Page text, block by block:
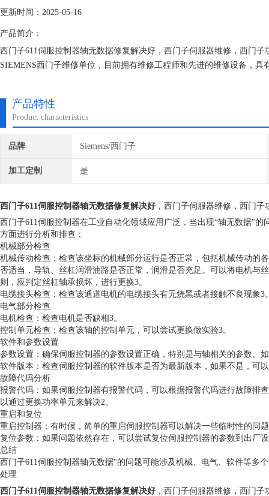
更新时间：2025-05-16
产品简介：
西门子611伺服控制器轴无数据修复解决好，西门子伺服器维修，西门
SIEMENS西门子维修单位，目前拥有维修工程师和先进的维修设备，
产品特性
Product characteristics
品牌 Siemens/西门子
加工定制 是
西门子611伺服控制器轴无数据修复解决好 ，西门子伺服器维修，西门
西门子611伺服控制器在工业自动化领域应用广泛，当出现“轴无数据"
方面进行分析和排查：
机械部分检查
机械传动检查：检查该坐标的机械部分运行是否正常，包括机械传动的
否适当，导轨、丝杠润滑油路是否正常，润滑是否充足。可以将电机与
则，应判定丝杠轴承损坏，进行更换3。
电缆接头检查：检查该通道电机的电缆接头有无烧黑或者接触不良现象3
电气部分检查
电机检查：检查电机是否缺相3。
控制单元检查：检查该轴的控制单元，可以尝试更换做实验3。
软件和参数设置
参数设置：确保伺服控制器的参数设置正确，特别是与轴相关的参数。
软件版本：检查伺服控制器的软件版本是否为最新版本，如果不是，可
故障代码分析
报警代码：如果伺服控制器有报警代码，可以根据报警代码进行故障排
以通过更换功率单元来解决2。
重启和复位
重启控制器：有时候，简单的重启伺服控制器可以解决一些临时性的问
复位参数：如果问题依然存在，可以尝试复位伺服控制器的参数到出厂
总结
西门子611伺服控制器轴无数据"的问题可能涉及机械、电气、软件等多
处理
西门子611伺服控制器轴无数据修复解决好 ，西门子伺服器维修，西门